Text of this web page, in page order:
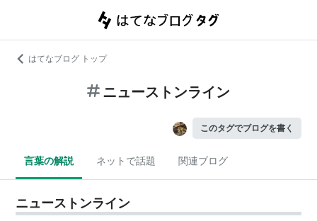
はてなブログ トップ
ニューストンライン
このタグでブログを書く
言葉の解説 ネットで話題 関連ブログ
ニューストンライン